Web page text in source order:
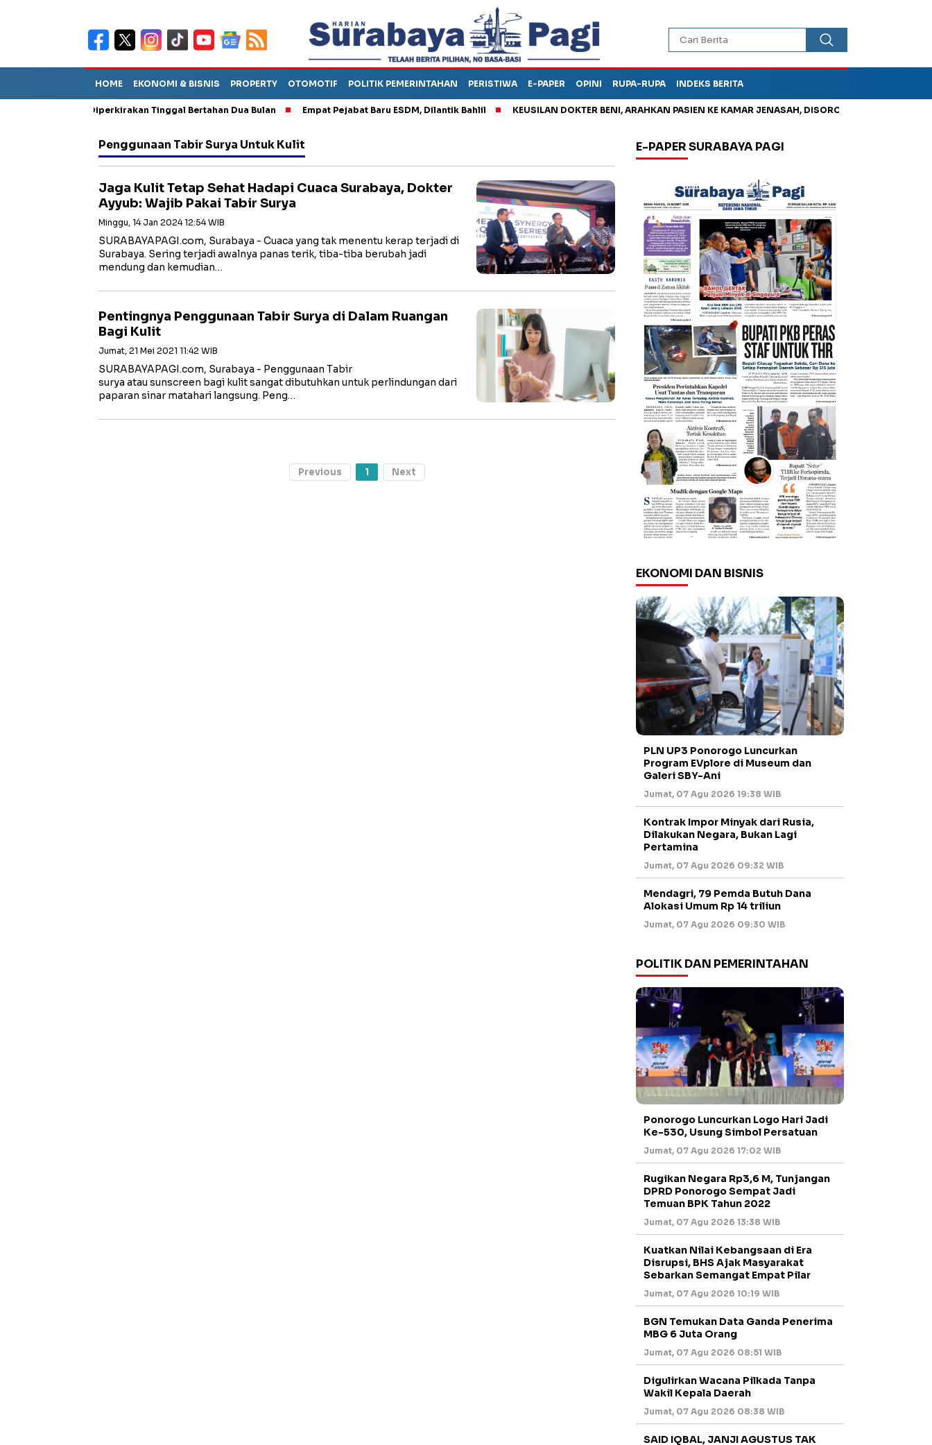
HOME EKONOMI & BISNIS PROPERTY OTOMOTIF POLITIK PEMERINTAHAN PERISTIWA E-PAPER OPINI RUPA-RUPA INDEKS BERITA
Sebut TPA Diperkirakan Tinggal Bertahan Dua Bulan Empat Pejabat Baru ESDM, Dilantik Bahlil KEUSILAN DOKTER BENI, ARAHKAN PASIEN KE KAMAR JENASAH, DISOROT
Penggunaan Tabir Surya Untuk Kulit
Jaga Kulit Tetap Sehat Hadapi Cuaca Surabaya, Dokter
Ayyub: Wajib Pakai Tabir Surya
Minggu, 14 Jan 2024 12:54 WIB
SURABAYAPAGI.com, Surabaya - Cuaca yang tak menentu kerap terjadi di
Surabaya. Sering terjadi awalnya panas terik, tiba-tiba berubah jadi
mendung dan kemudian…
Pentingnya Penggunaan Tabir Surya di Dalam Ruangan
Bagi Kulit
Jumat, 21 Mei 2021 11:42 WIB
SURABAYAPAGI.com, Surabaya - Penggunaan Tabir
surya atau sunscreen bagi kulit sangat dibutuhkan untuk perlindungan dari
paparan sinar matahari langsung. Peng…
Previous 1 Next
E-PAPER SURABAYA PAGI
EKONOMI DAN BISNIS
PLN UP3 Ponorogo Luncurkan
Program EVplore di Museum dan
Galeri SBY-Ani
Jumat, 07 Agu 2026 19:38 WIB
Kontrak Impor Minyak dari Rusia,
Dilakukan Negara, Bukan Lagi
Pertamina
Jumat, 07 Agu 2026 09:32 WIB
Mendagri, 79 Pemda Butuh Dana
Alokasi Umum Rp 14 triliun
Jumat, 07 Agu 2026 09:30 WIB
POLITIK DAN PEMERINTAHAN
Ponorogo Luncurkan Logo Hari Jadi
Ke-530, Usung Simbol Persatuan
Jumat, 07 Agu 2026 17:02 WIB
Rugikan Negara Rp3,6 M, Tunjangan
DPRD Ponorogo Sempat Jadi
Temuan BPK Tahun 2022
Jumat, 07 Agu 2026 13:38 WIB
Kuatkan Nilai Kebangsaan di Era
Disrupsi, BHS Ajak Masyarakat
Sebarkan Semangat Empat Pilar
Jumat, 07 Agu 2026 10:19 WIB
BGN Temukan Data Ganda Penerima
MBG 6 Juta Orang
Jumat, 07 Agu 2026 08:51 WIB
Digulirkan Wacana Pilkada Tanpa
Wakil Kepala Daerah
Jumat, 07 Agu 2026 08:38 WIB
SAID IQBAL, JANJI AGUSTUS TAK